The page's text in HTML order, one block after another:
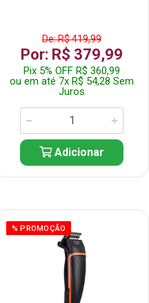
De: R$ 419,99
Por: R$ 379,99
Pix 5% OFF R$ 360,99
ou em até 7x R$ 54,28 Sem
Juros
Adicionar
% PROMOÇÃO